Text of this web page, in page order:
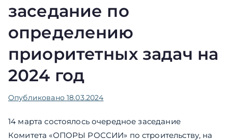
заседание по
определению
приоритетных задач на
2024 год
Опубликовано 18.03.2024
14 марта состоялось очередное заседание
Комитета «ОПОРЫ РОССИИ» по строительству, на